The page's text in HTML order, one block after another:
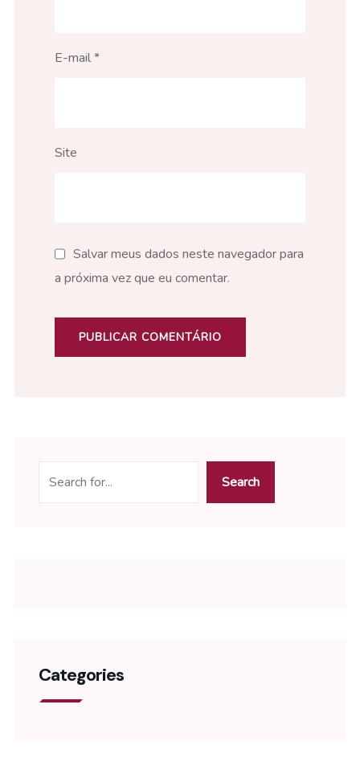
E-mail*
Site
Salvar meus dados neste navegador para
a próxima vez que eu comentar.
Search
Categories